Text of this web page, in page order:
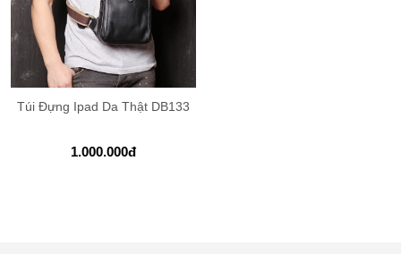
Túi Đựng Ipad Da Thật DB133
1.000.000đ